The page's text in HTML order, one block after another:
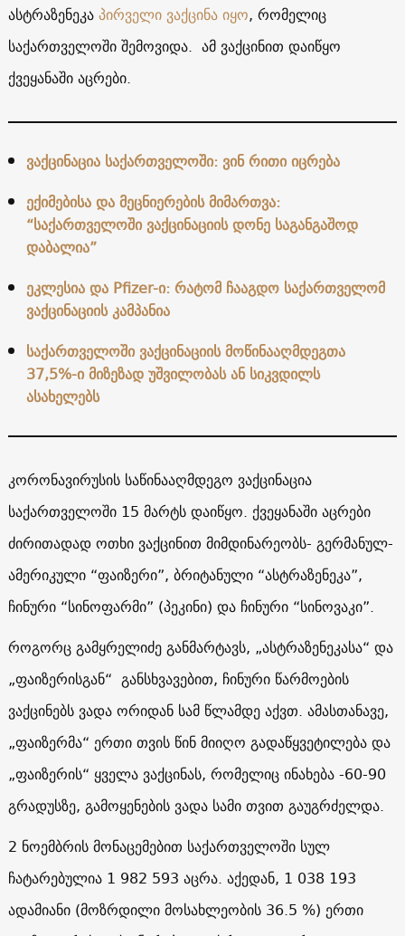
ასტრაზენეკაპირველი ვაქცინა იყო, რომელიც
საქართველოში შემოვიდა. ამ ვაქცინით დაიწყო
ქვეყანაში აცრები.
ვაქცინაცია საქართველოში: ვინ რითი იცრება
ექიმებისა და მეცნიერების მიმართვა:
“საქართველოში ვაქცინაციის დონე საგანგაშოდ
დაბალია”
ეკლესია და Pfizer-ი: რატომ ჩააგდო საქართველომ
ვაქცინაციის კამპანია
საქართველოში ვაქცინაციის მოწინააღმდეგთა
37,5%-ი მიზეზად უშვილობას ან სიკვდილს
ასახელებს
კორონავირუსის საწინააღმდეგო ვაქცინაცია
საქართველოში 15 მარტს დაიწყო. ქვეყანაში აცრები
ძირითადად ოთხი ვაქცინით მიმდინარეობს- გერმანულ-
ამერიკული “ფაიზერი”, ბრიტანული “ასტრაზენეკა”,
ჩინური “სინოფარმი” (პეკინი) და ჩინური “სინოვაკი”.
როგორც გამყრელიძე განმარტავს, „ასტრაზენეკასა“ და
„ფაიზერისგან“ განსხვავებით, ჩინური წარმოების
ვაქცინებს ვადა ორიდან სამ წლამდე აქვთ. ამასთანავე,
„ფაიზერმა“ ერთი თვის წინ მიიღო გადაწყვეტილება და
„ფაიზერის“ ყველა ვაქცინას, რომელიც ინახება -60-90
გრადუსზე, გამოყენების ვადა სამი თვით გაუგრძელდა.
2 ნოემბრის მონაცემებით საქართველოში სულ
ჩატარებულია 1 982 593 აცრა. აქედან, 1 038 193
ადამიანი (მოზრდილი მოსახლეობის 36.5 %) ერთი